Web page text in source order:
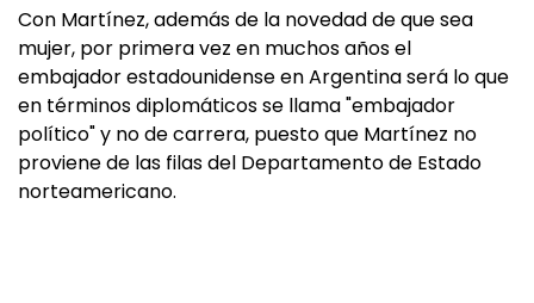
Con Martínez, además de la novedad de que sea
mujer, por primera vez en muchos años el
embajador estadounidense en Argentina será lo que
en términos diplomáticos se llama "embajador
político" y no de carrera, puesto que Martínez no
proviene de las filas del Departamento de Estado
norteamericano.